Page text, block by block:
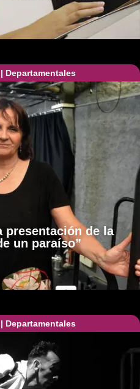
| Departamentales
presentación de la
un paraíso”
| Departamentales